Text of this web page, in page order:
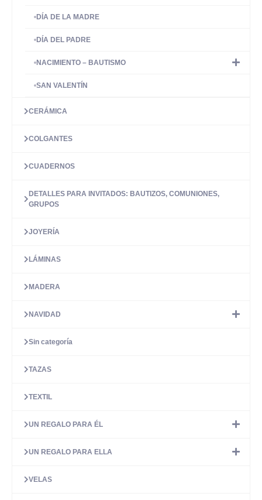
DÍA DE LA MADRE
DÍA DEL PADRE
NACIMIENTO – BAUTISMO
SAN VALENTÍN
CERÁMICA
COLGANTES
CUADERNOS
DETALLES PARA INVITADOS: BAUTIZOS, COMUNIONES,
GRUPOS
JOYERÍA
LÁMINAS
MADERA
NAVIDAD
Sin categoría
TAZAS
TEXTIL
UN REGALO PARA ÉL
UN REGALO PARA ELLA
VELAS